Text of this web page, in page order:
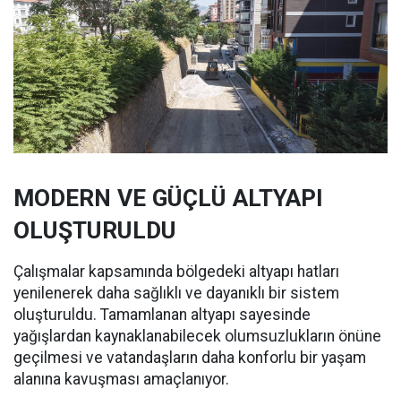
MODERN VE GÜÇLÜ ALTYAPI
OLUŞTURULDU
Çalışmalar kapsamında bölgedeki altyapı hatları
yenilenerek daha sağlıklı ve dayanıklı bir sistem
oluşturuldu. Tamamlanan altyapı sayesinde
yağışlardan kaynaklanabilecek olumsuzlukların önüne
geçilmesi ve vatandaşların daha konforlu bir yaşam
alanına kavuşması amaçlanıyor.